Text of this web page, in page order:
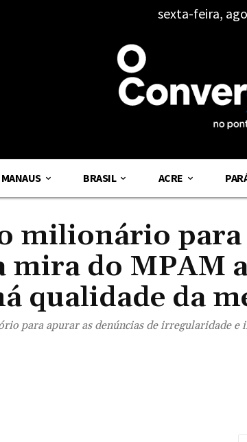
sexta-feira,
MANAUS BRASIL ACRE
milionário
mira do MPAM
qualidade da
para apurar as denúncias de irregularidade e